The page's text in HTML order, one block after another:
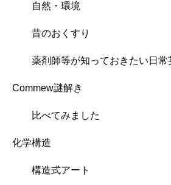
自然・環境
昔のおくすり
薬剤師等が知っておきたい日常
Commew謎解き
比べてみました
化学構造
構造式アート